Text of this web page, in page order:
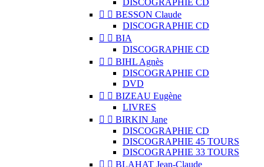
DISCOGRAPHIE CD
  BESSON Claude
DISCOGRAPHIE CD
  BIA
DISCOGRAPHIE CD
  BIHL Agnès
DISCOGRAPHIE CD
DVD
  BIZEAU Eugène
LIVRES
  BIRKIN Jane
DISCOGRAPHIE CD
DISCOGRAPHIE 45 TOURS
DISCOGRAPHIE 33 TOURS
  BLAHAT Jean-Claude